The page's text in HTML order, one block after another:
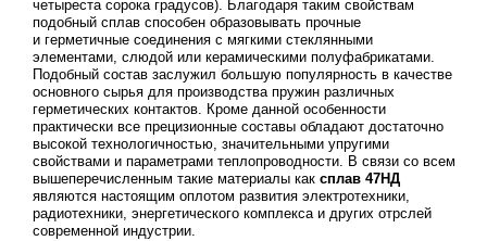
четыреста сорока градусов). Благодаря таким свойствам
подобный сплав способен образовывать прочные
и герметичные соединения с мягкими стеклянными
элементами, слюдой или керамическими полуфабрикатами.
Подобный состав заслужил большую популярность в качестве
основного сырья для производства пружин различных
герметических контактов. Кроме данной особенности
практически все прецизионные составы обладают достаточно
высокой технологичностью, значительными упругими
свойствами и параметрами теплопроводности. В связи со всем
вышеперечисленным такие материалы как сплав 47НД
являются настоящим оплотом развития электротехники,
радиотехники, энергетического комплекса и других отрслей
современной индустрии.